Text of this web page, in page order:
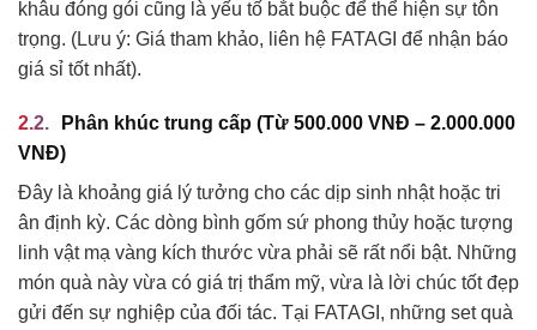
khâu đóng gói cũng là yếu tố bắt buộc để thể hiện sự tôn
trọng. (Lưu ý: Giá tham khảo, liên hệ FATAGI để nhận báo
giá sỉ tốt nhất).
Phân khúc trung cấp (Từ 500.000 VNĐ – 2.000.000
VNĐ)
Đây là khoảng giá lý tưởng cho các dịp sinh nhật hoặc tri
ân định kỳ. Các dòng bình gốm sứ phong thủy hoặc tượng
linh vật mạ vàng kích thước vừa phải sẽ rất nổi bật. Những
món quà này vừa có giá trị thẩm mỹ, vừa là lời chúc tốt đẹp
gửi đến sự nghiệp của đối tác. Tại FATAGI, những set quà